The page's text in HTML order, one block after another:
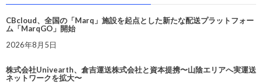
CBcloud、全国の「Marq」施設を起点とした新たな配送プラットフォー
ム「MarqGO」開始
2026年8月5日
株式会社Univearth、倉吉運送株式会社と資本提携〜山陰エリアへ実運送
ネットワークを拡大〜